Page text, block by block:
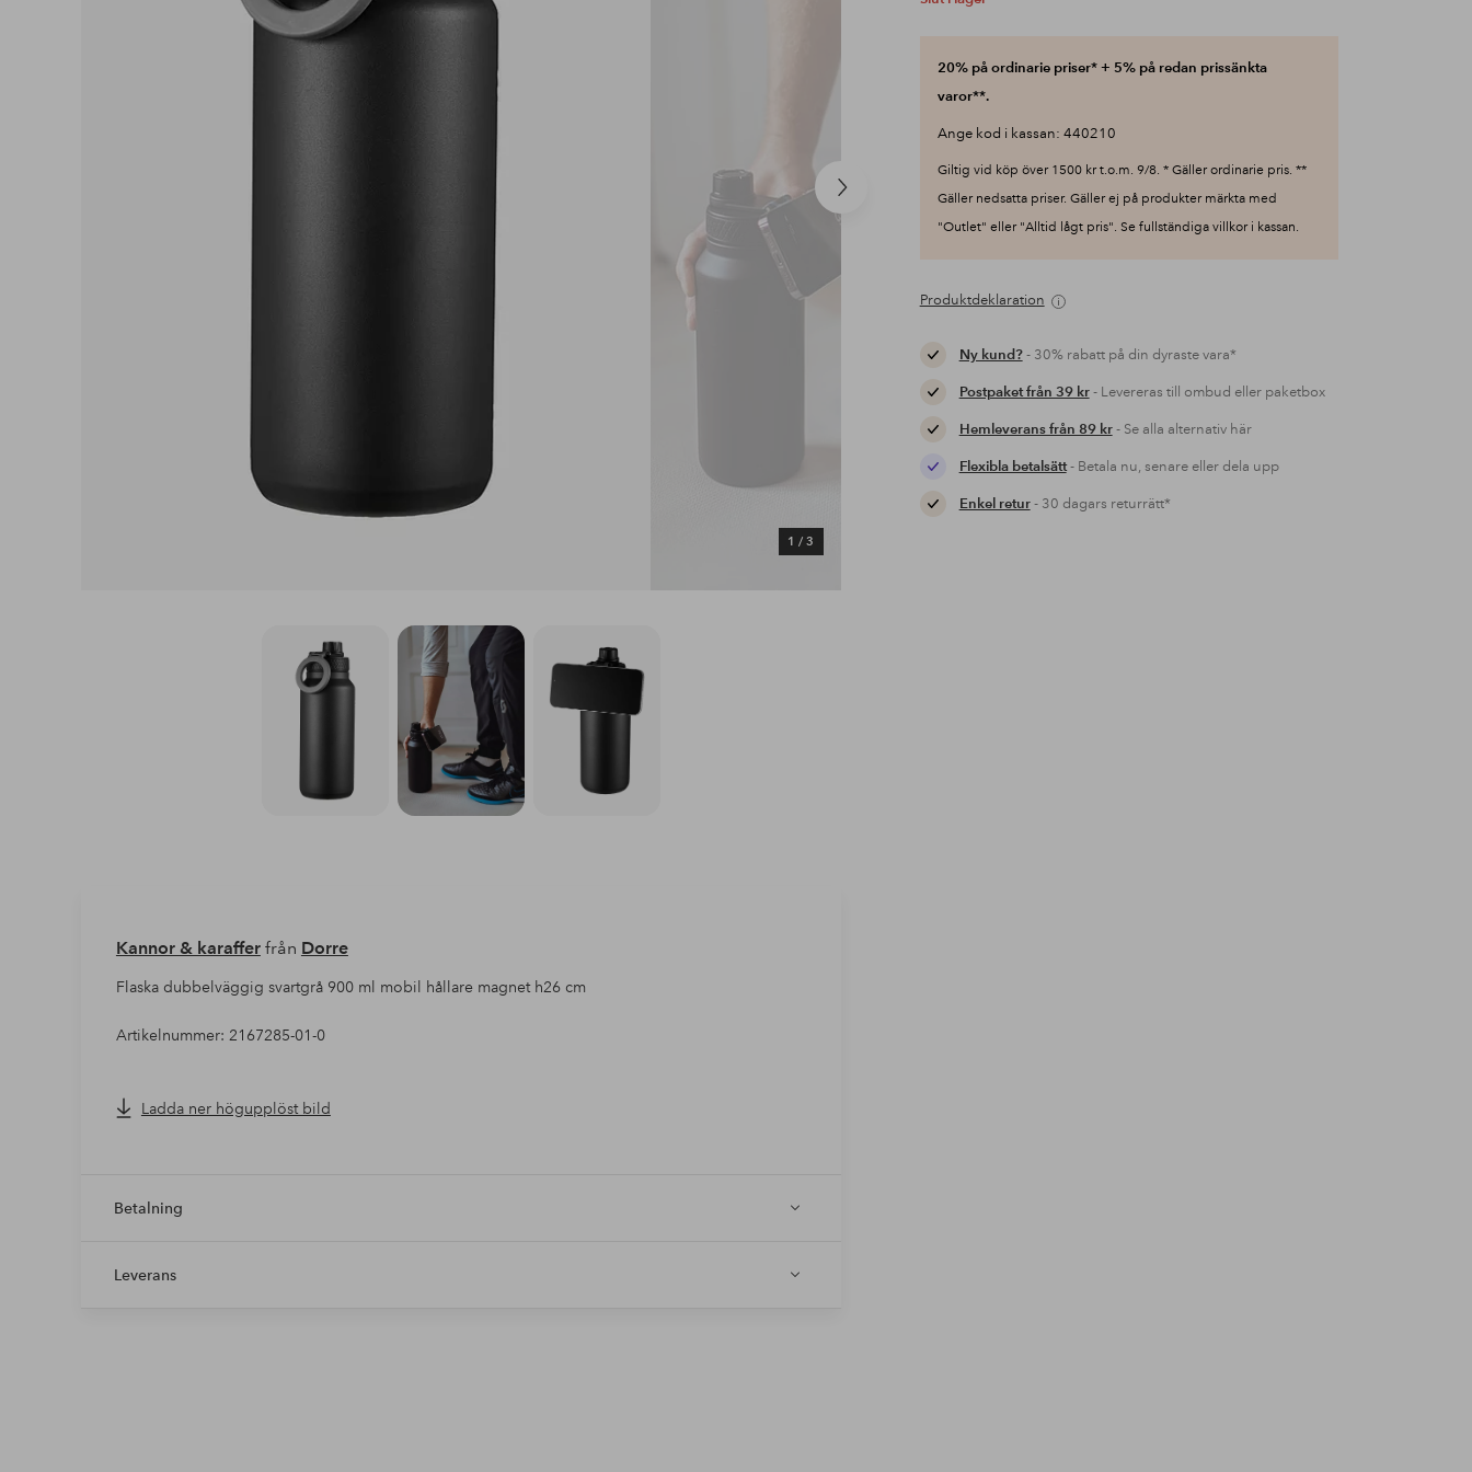
Nästa
produkt
1 / 3
20% på ordinarie priser* + 5% på redan prissänkta
varor**.
Ange kod i kassan: 440210
Giltig vid köp över 1500 kr t.o.m. 9/8. * Gäller ordinarie pris. **
Gäller nedsatta priser. Gäller ej på produkter märkta med
"Outlet" eller "Alltid lågt pris". Se fullständiga villkor i kassan.
Produktdeklaration
Ny kund?- 30% rabatt på din dyraste vara*
Postpaket från 39 kr- Levereras till ombud eller paketbox
Hemleverans från 89 kr- Se alla alternativ här
Flexibla betalsätt- Betala nu, senare eller dela upp
Enkel retur- 30 dagars returrätt*
Kannor & karafferfrån Dorre
Flaska dubbelväggig svartgrå 900 ml mobil hållare magnet h26 cm
Artikelnummer: 2167285-01-0
Ladda ner högupplöst bild
Betalning
Leverans